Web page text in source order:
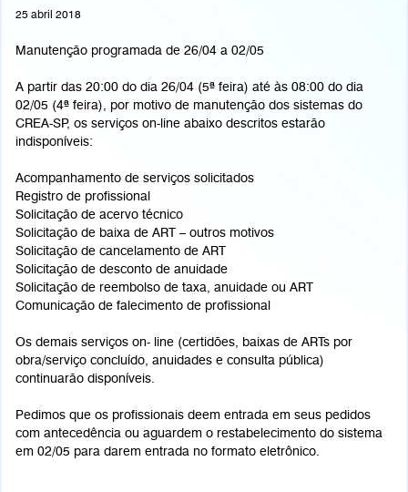
25 abril 2018
Manutenção programada de 26/04 a 02/05
A partir das 20:00 do dia 26/04 (5ª feira) até às 08:00 do dia
02/05 (4ª feira), por motivo de manutenção dos sistemas do
CREA-SP, os serviços on-line abaixo descritos estarão
indisponíveis:
Acompanhamento de serviços solicitados
Registro de profissional
Solicitação de acervo técnico
Solicitação de baixa de ART – outros motivos
Solicitação de cancelamento de ART
Solicitação de desconto de anuidade
Solicitação de reembolso de taxa, anuidade ou ART
Comunicação de falecimento de profissional
Os demais serviços on- line (certidões, baixas de ARTs por
obra/serviço concluído, anuidades e consulta pública)
continuarão disponíveis.
Pedimos que os profissionais deem entrada em seus pedidos
com antecedência ou aguardem o restabelecimento do sistema
em 02/05 para darem entrada no formato eletrônico.